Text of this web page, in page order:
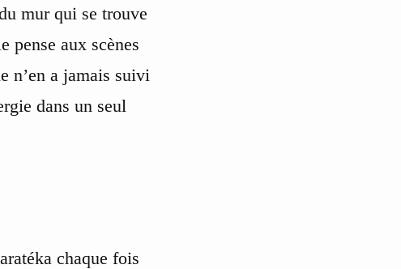
mur qui se trouve
pense aux scènes
n’en a jamais suivi
dans un seul
chaque fois